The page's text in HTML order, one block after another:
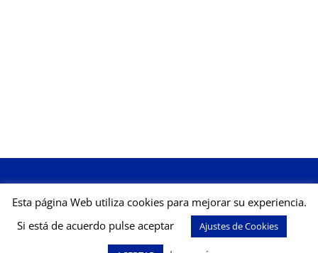
Política de Cookies Política de Privacidad
Esta página Web utiliza cookies para mejorar su experiencia.
Si está de acuerdo pulse aceptar
Ajustes de Cookies